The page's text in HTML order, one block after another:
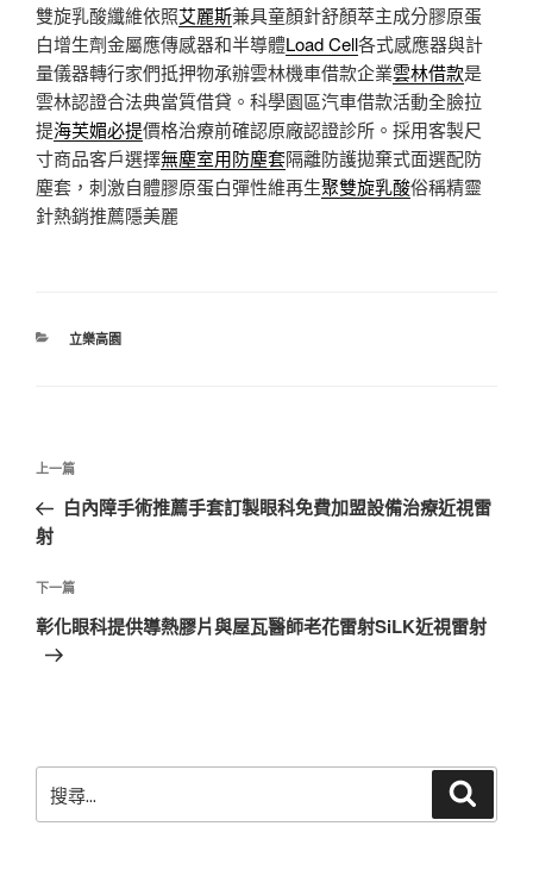
雙旋乳酸纖維依照艾麗斯兼具童顏針舒顏萃主成分膠原蛋
白增生劑金屬應傳感器和半導體Load Cell各式感應器與計
量儀器轉行家們抵押物承辦雲林機車借款企業雲林借款是
雲林認證合法典當質借貸。科學園區汽車借款活動全臉拉
提海芙媚必提價格治療前確認原廠認證診所。採用客製尺
寸商品客戶選擇無塵室用防塵套隔離防護拋棄式面選配防
塵套，刺激自體膠原蛋白彈性維再生聚雙旋乳酸俗稱精靈
針熱銷推薦隱美麗
分
立樂高園
文
導
覽
上
一
篇
章
上一篇
白內障手術推薦手套訂製眼科免費加盟設備治療近視雷
射
下
一
篇
下一篇
彰化眼科提供導熱膠片與屋瓦醫師老花雷射SiLK近視雷射
尋